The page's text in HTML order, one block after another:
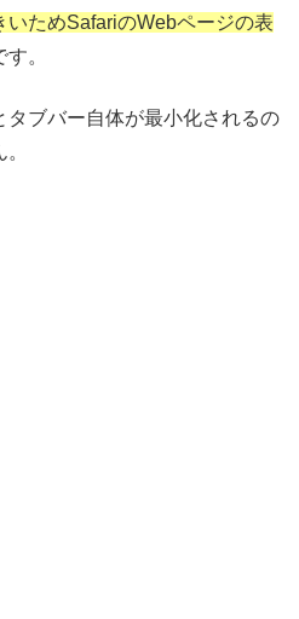
いためSafariのWebページの表
。
タブバー自体が最小化されるの